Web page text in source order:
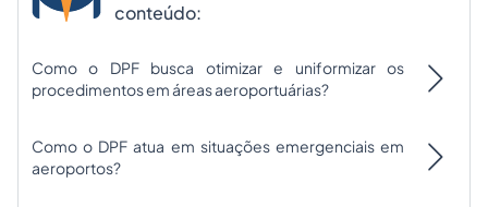
conteúdo:
Como o DPF busca otimizar e uniformizar os
procedimentos em áreas aeroportuárias?
Como o DPF atua em situações emergenciais em
aeroportos?